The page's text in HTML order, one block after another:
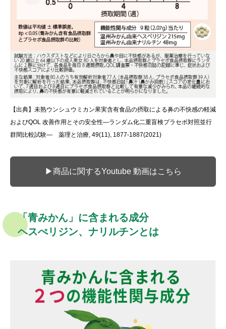
【出典】未熟ウンシュウミカン果実含有食品の摂取による鼻の不快感の軽減
およびQOL 改善作用とその安全性―ランダム化二重盲検プラセボ対照並行
群間比較試験― 薬理と治療, 49(11), 1877-1887(2021)
▶商品に関するYoutube 動画はこちら
「青みかん」に含まれる成分
ヘスぺリジン、ナリルチンとは